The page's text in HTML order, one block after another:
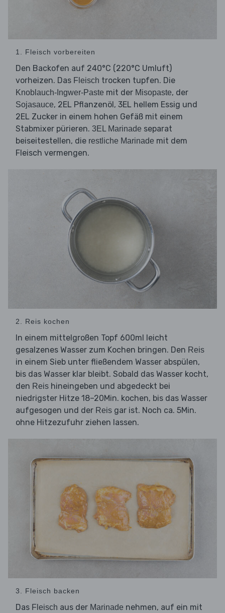
1. Fleisch vorbereiten
Den Backofen auf 240°C (220°C Umluft)
vorheizen. Das Fleisch trocken tupfen. Die
Knoblauch-Ingwer-Paste mit der Misopaste, der
Sojasauce, 2EL Pflanzenöl, 3EL hellem Essig und
2EL Zucker in einem hohen Gefäß mit einem
Stabmixer pürieren. 3EL Marinade separat
beiseitestellen, die restliche Marinade mit dem
Fleisch vermengen.
2. Reis kochen
In einem mittelgroßen Topf 600ml leicht
gesalzenes Wasser zum Kochen bringen. Den Reis
in einem Sieb unter fließendem Wasser abspülen,
bis das Wasser klar bleibt. Sobald das Wasser kocht,
den Reis hineingeben und abgedeckt bei
niedrigster Hitze 18–20Min. kochen, bis das Wasser
aufgesogen und der Reis gar ist. Noch ca. 5Min.
ohne Hitzezufuhr ziehen lassen.
3. Fleisch backen
Das Fleisch aus der Marinade nehmen, auf ein mit